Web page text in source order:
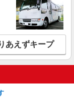
あえずキープ